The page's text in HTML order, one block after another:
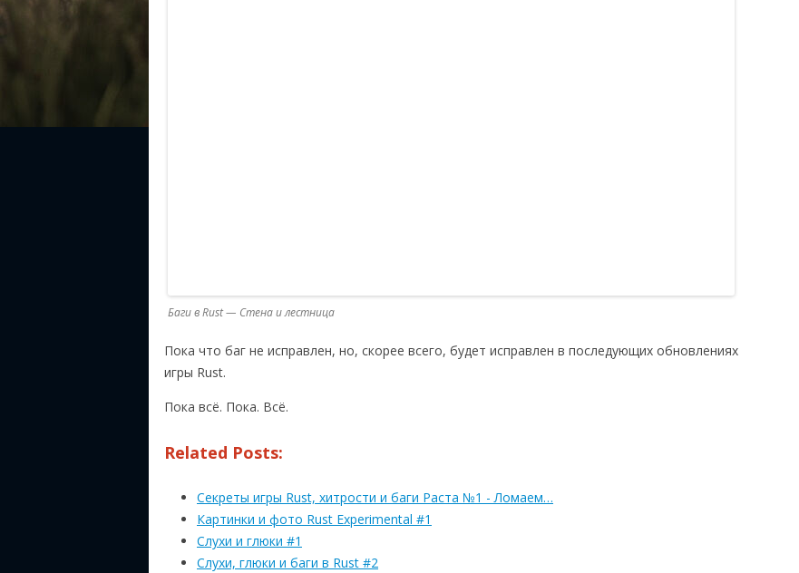
Баги в Rust — Стена и лестница
Пока что баг не исправлен, но, скорее всего, будет исправлен в последующих обновлениях
игры Rust.
Пока всё. Пока. Всё.
Related Posts:
Секреты игры Rust, хитрости и баги Раста №1 - Ломаем…
Картинки и фото Rust Experimental #1
Слухи и глюки #1
Слухи, глюки и баги в Rust #2